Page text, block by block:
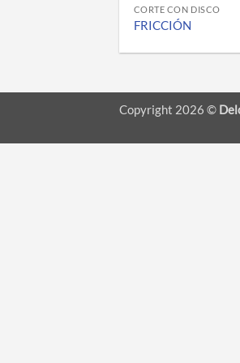
CORTE CON DISCO
FRICCIÓN
Copyright 2026 ©